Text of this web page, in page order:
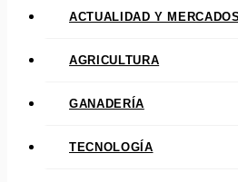
ACTUALIDAD Y MERCADOS
AGRICULTURA
GANADERÍA
TECNOLOGÍA